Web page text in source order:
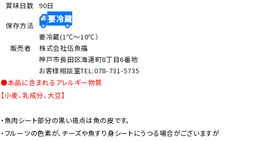
賞味日数 90日
保存方法
要冷蔵(1℃～10℃）
販売者
株式会社伍魚福
神戸市長田区海運町8丁目6番地
お客様相談室TEL:078-731-5735
●本品に含まれるアレルギー物質
【小麦、乳成分、大豆】
・魚肉シート部分の黒い斑点は魚の皮です。
・フルーツの色素が、チーズや魚すり身シートにうつる場合がございますが